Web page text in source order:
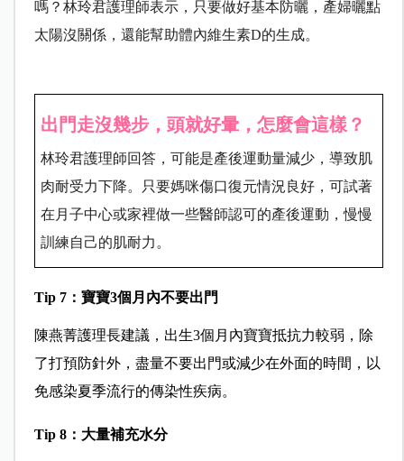
嗎？林玲君護理師表示，只要做好基本防曬，產婦曬點
太陽沒關係，還能幫助體內維生素D的生成。
出門走沒幾步，頭就好暈，怎麼會這樣？
林玲君護理師回答，可能是產後運動量減少，導致肌
肉耐受力下降。只要媽咪傷口復元情況良好，可試著
在月子中心或家裡做一些醫師認可的產後運動，慢慢
訓練自己的肌耐力。
Tip 7：寶寶3個月內不要出門
陳燕菁護理長建議，出生3個月內寶寶抵抗力較弱，除
了打預防針外，盡量不要出門或減少在外面的時間，以
免感染夏季流行的傳染性疾病。
Tip 8：大量補充水分